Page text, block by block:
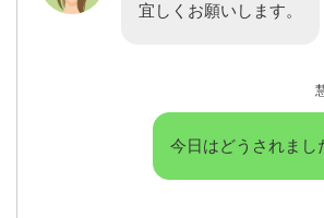
宜しくお願いします。
今日はどうされまし